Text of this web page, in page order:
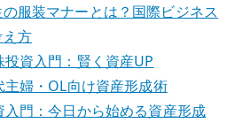
服装マナーとは？国際ビジネス
方
資入門：賢く資産UP
婦・OL向け資産形成術
門：今日から始める資産形成